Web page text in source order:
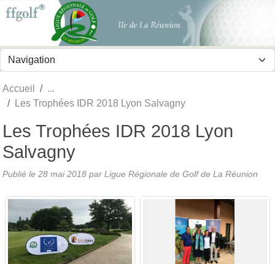
Accueil
Les Trophées IDR 2018 Lyon Salvagny
Les Trophées IDR 2018 Lyon
Salvagny
Publié le 28 mai 2018 par Ligue Régionale de Golf de La Réunion
Panneau de gestion des cookies